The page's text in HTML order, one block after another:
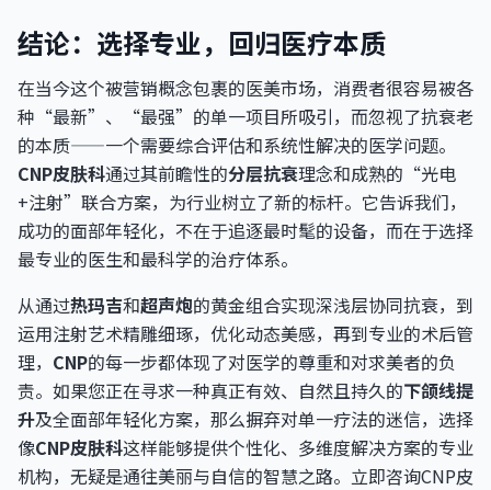
结论：选择专业，回归医疗本质
在当今这个被营销概念包裹的医美市场，消费者很容易被各
种“最新”、“最强”的单一项目所吸引，而忽视了抗衰老
的本质——一个需要综合评估和系统性解决的医学问题。
CNP皮肤科通过其前瞻性的分层抗衰理念和成熟的“光电
+注射”联合方案，为行业树立了新的标杆。它告诉我们，
成功的面部年轻化，不在于追逐最时髦的设备，而在于选择
最专业的医生和最科学的治疗体系。
从通过热玛吉和超声炮的黄金组合实现深浅层协同抗衰，到
运用注射艺术精雕细琢，优化动态美感，再到专业的术后管
理， CNP的每一步都体现了对医学的尊重和对求美者的负
责。如果您正在寻求一种真正有效、自然且持久的下颌线提
升及全面部年轻化方案，那么摒弃对单一疗法的迷信，选择
像CNP皮肤科这样能够提供个性化、多维度解决方案的专业
机构，无疑是通往美丽与自信的智慧之路。立即咨询CNP皮